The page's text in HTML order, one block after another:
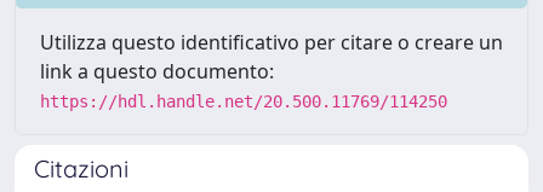
Utilizza questo identificativo per citare o creare un
link a questo documento:
https://hdl.handle.net/20.500.11769/114250
Citazioni